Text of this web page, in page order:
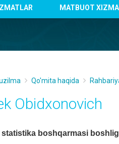
MATBUOT
Qo'mita haqida
Obidxonovich
statistika boshqarmasi